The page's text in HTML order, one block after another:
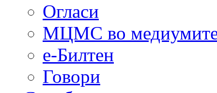
Огласи
МЦМС во
е-Билтен
Говори